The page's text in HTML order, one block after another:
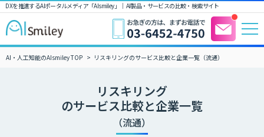
DXを推進するAIポータルメディア「AIsmiley」｜ AI製品・サービスの比較・検索サイト
AI・人工知能のAIsmiley TOP リスキリングのサービス比較と企業一覧（流通）
リスキリング
のサービス比較と企業一覧
（流通）